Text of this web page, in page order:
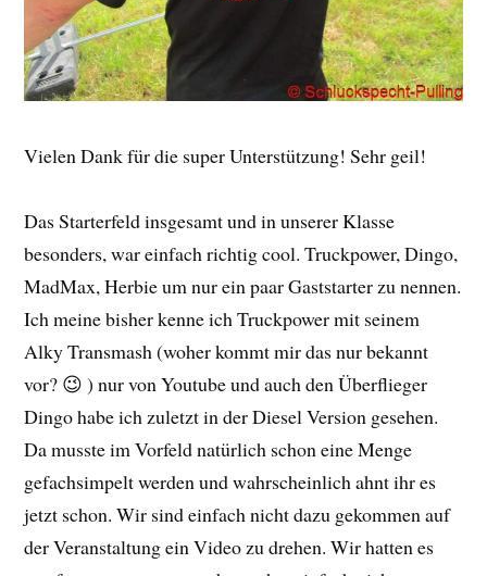
Vielen Dank für die super Unterstützung! Sehr geil!
Das Starterfeld insgesamt und in unserer Klasse
besonders, war einfach richtig cool. Truckpower, Dingo,
MadMax, Herbie um nur ein paar Gaststarter zu nennen.
Ich meine bisher kenne ich Truckpower mit seinem
Alky Transmash (woher kommt mir das nur bekannt
vor? 😉 ) nur von Youtube und auch den Überflieger
Dingo habe ich zuletzt in der Diesel Version gesehen.
Da musste im Vorfeld natürlich schon eine Menge
gefachsimpelt werden und wahrscheinlich ahnt ihr es
jetzt schon. Wir sind einfach nicht dazu gekommen auf
der Veranstaltung ein Video zu drehen. Wir hatten es